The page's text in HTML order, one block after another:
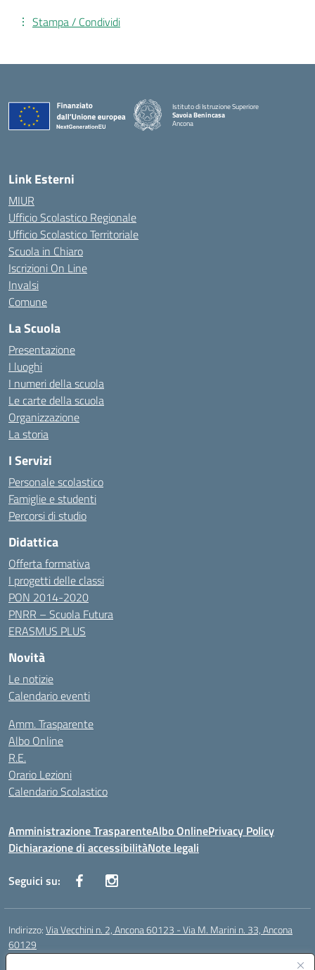
Stampa / Condividi
Istituto di Istruzione Superiore
Savoia Benincasa
Ancona
Link Esterni
MIUR
Ufficio Scolastico Regionale
Ufficio Scolastico Territoriale
Scuola in Chiaro
Iscrizioni On Line
Invalsi
Comune
La Scuola
Presentazione
I luoghi
I numeri della scuola
Le carte della scuola
Organizzazione
La storia
I Servizi
Personale scolastico
Famiglie e studenti
Percorsi di studio
Didattica
Offerta formativa
I progetti delle classi
PON 2014-2020
PNRR – Scuola Futura
ERASMUS PLUS
Novità
Le notizie
Calendario eventi
Amm. Trasparente
Albo Online
R.E.
Orario Lezioni
Calendario Scolastico
Amministrazione TrasparenteAlbo OnlinePrivacy Policy
Dichiarazione di accessibilitàNote legali
Seguici su:
Indirizzo:Via Vecchini n. 2, Ancona 60123 - Via M. Marini n. 33, Ancona
60129
Centralino: